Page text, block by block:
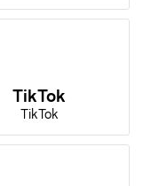
TikTok
TikTok